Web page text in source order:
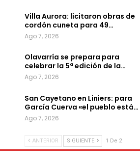
Villa Aurora: licitaron obras de
cordón cuneta para 49…
Ago 7, 2026
Olavarría se prepara para
celebrar la 5ª edición de la…
Ago 7, 2026
San Cayetano en Liniers: para
García Cuerva «el pueblo está…
Ago 7, 2026
ANTERIOR SIGUIENTE 1 De 2